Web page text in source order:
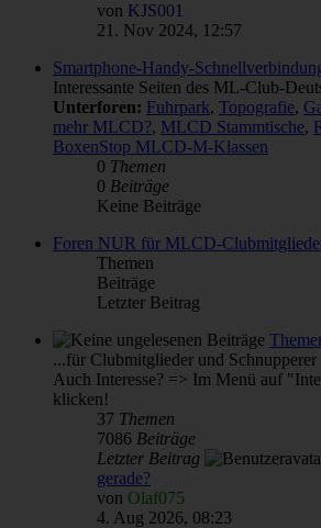
von KJS001
21. Nov 2024, 12:57
Smartphone-Handy-
Interessante Seiten des ML-Club-
Unterforen: Fuhrpark, Topografie,
mehr MLCD?, MLCD Stammtische,
BoxenStop MLCD-M-Klassen
0 Themen
0 Beiträge
Keine Beiträge
Foren NUR für MLCD-
Themen
Beiträge
Letzter Beitrag
...für Clubmitglieder und Schnupperer
Auch Interesse? => Im Menü auf
klicken!
37 Themen
7086 Beiträge
Letzter Beitrag
gerade?
von Olaf075
4. Aug 2026, 08:23